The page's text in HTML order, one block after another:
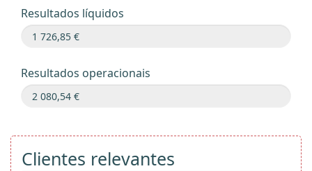
Resultados líquidos
Resultados operacionais
Clientes relevantes